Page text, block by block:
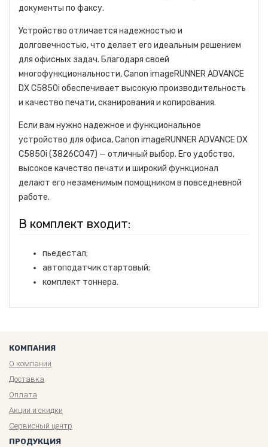
документы по факсу.
Устройство отличается надежностью и
долговечностью, что делает его идеальным решением
для офисных задач. Благодаря своей
многофункциональности, Canon imageRUNNER ADVANCE
DX C5850i обеспечивает высокую производительность
и качество печати, сканирования и копирования.
Если вам нужно надежное и функциональное
устройство для офиса, Canon imageRUNNER ADVANCE DX
C5850i (3826C047) — отличный выбор. Его удобство,
высокое качество печати и широкий функционал
делают его незаменимым помощником в повседневной
работе.
В комплект входит:
пьедестал;
автоподатчик стартовый;
комплект тоннера.
КОМПАНИЯ
О компании
Доставка
Оплата
Акции и скидки
Сервисный центр
ПРОДУКЦИЯ